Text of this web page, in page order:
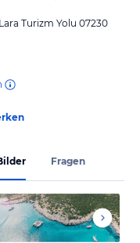
Turizm Yolu 07230
Fragen